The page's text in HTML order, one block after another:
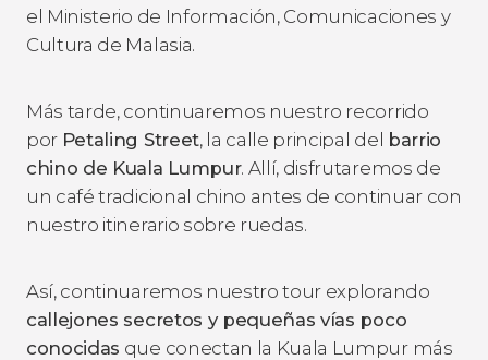
el Ministerio de Información, Comunicaciones y
Cultura de Malasia.
Más tarde, continuaremos nuestro recorrido
por Petaling Street, la calle principal del barrio
chino de Kuala Lumpur. Allí, disfrutaremos de
un café tradicional chino antes de continuar con
nuestro itinerario sobre ruedas.
Así, continuaremos nuestro tour explorando
callejones secretos y pequeñas vías poco
conocidas que conectan la Kuala Lumpur más